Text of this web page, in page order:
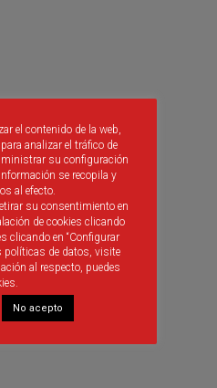
COVID19.
el contenido de la web,
analizar el tráfico de
su configuración
se recopila y
al efecto.
su consentimiento en
de cookies clicando
clicando en “Configurar
políticas de datos, visite
al respecto, puedes
No acepto